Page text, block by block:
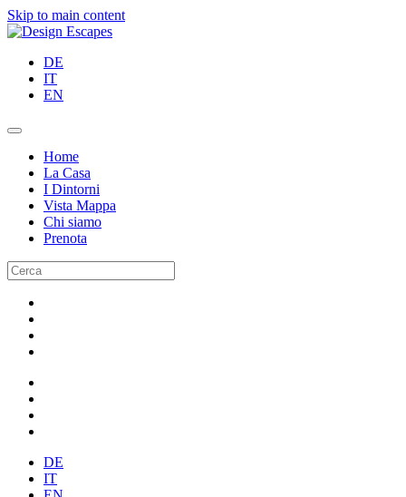
Skip to main content
DE
IT
EN
Home
La Casa
I Dintorni
Vista Mappa
Chi siamo
Prenota
DE
IT